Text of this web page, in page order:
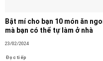
Bật mí cho bạn 10 món ăn
mà bạn có thể tự làm ở nhà
23/02/2024
Đọc tiếp